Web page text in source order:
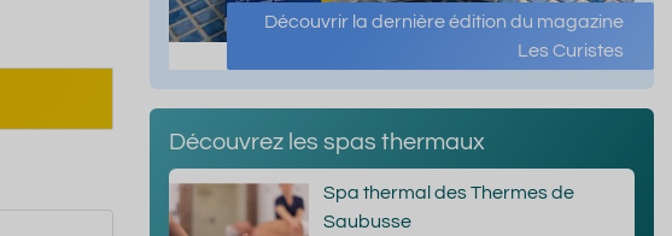
Découvrir la dernière édition du magazine
Les Curistes
Découvrez les spas thermaux
Spa thermal des Thermes de
Saubusse